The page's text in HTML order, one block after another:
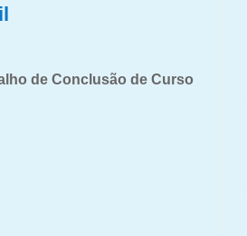
de Conclusão de Curso